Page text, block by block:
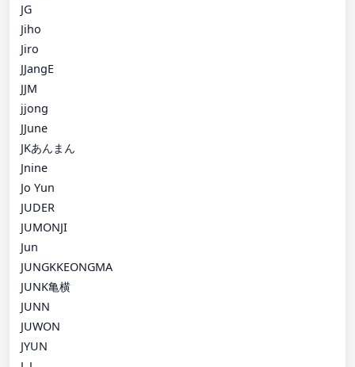
JG
Jiho
Jiro
JJangE
JJM
jjong
JJune
JKあんまん
Jnine
Jo Yun
JUDER
JUMONJI
Jun
JUNGKKEONGMA
JUNK亀横
JUNN
JUWON
JYUN